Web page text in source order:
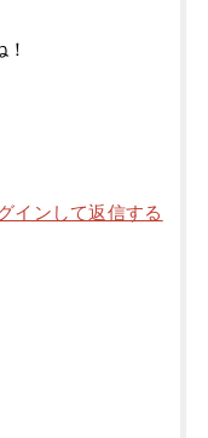
インして返信する